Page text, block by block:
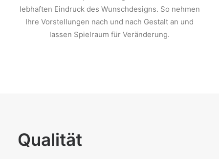
lebhaften Eindruck des Wunschdesigns. So nehmen
Ihre Vorstellungen nach und nach Gestalt an und
lassen Spielraum für Veränderung.
Qualität